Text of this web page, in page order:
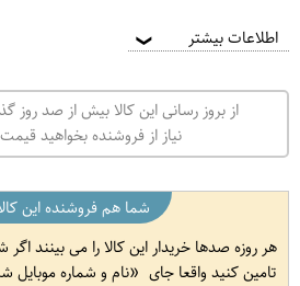
اطلاعات بیشتر ❯
از بروز رسانی این کالا بیش از صد
نیاز از فروشنده بخواهید
شما هم فروشنده این
هر روزه صدها خریدار این کالا را می بینند اگر
تامین کنید واقعا جای
نام و شماره موبایل